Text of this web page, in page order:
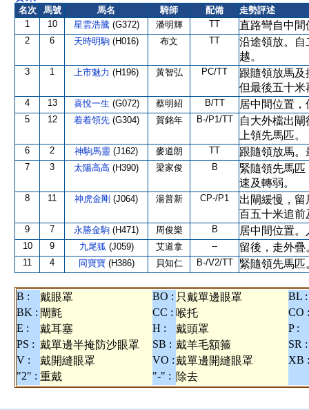
名次 馬號 馬名 騎師 配備
走勢評述
1
10 星雲浩騰 (G372) 潘明輝 TT 直路彎自中間
2 6 天時明駒 (H016) 布文 TT
沿途領放。自
越。
3 1 上市魅力 (H196) 黃智弘 PC/TT
跟隨領放馬
但最後五十米
4 13 喜悅一生 (G072) 蔡明紹 B/TT 居中間位置
5 12 着着領先 (G304) 賀銘年 B-/P1/TT
自大外檔出
上領先馬匹。
6 2 神駒馬靈 (J162) 麥道朗 TT 跟隨領放馬
7 3 太陽高高 (H390) 梁家俊 B
緊隨領先馬
速及轉弱。
8 11 神虎金剛 (J064) 湯普新 CP-/P1
出閘緩慢，
百五十米追前
9 7 永勝金駒 (H471) 周俊樂 B 居中間位置
10 9 九尾狐 (J059) 艾道拿 -- 留後，走外
11 4 同寶寶 (H386) 貝知仁 B-/V2/TT 緊隨領先馬
B : 戴眼罩 BO : 只戴單邊眼罩
BL :
BK : 閘氈 CC : 喉托
CO :
E :
戴耳塞 H : 戴頭罩
P :
PS : 戴單邊半掩防沙眼罩 SB : 戴羊毛額箍
SR :
V :
戴開縫眼罩 VO :戴單邊開縫眼罩
XB :
"2" : 重戴 "-" : 除去